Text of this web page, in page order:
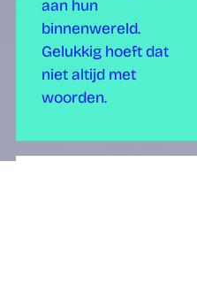
aan hun
binnenwereld.
Gelukkig hoeft dat
niet altijd met
woorden.